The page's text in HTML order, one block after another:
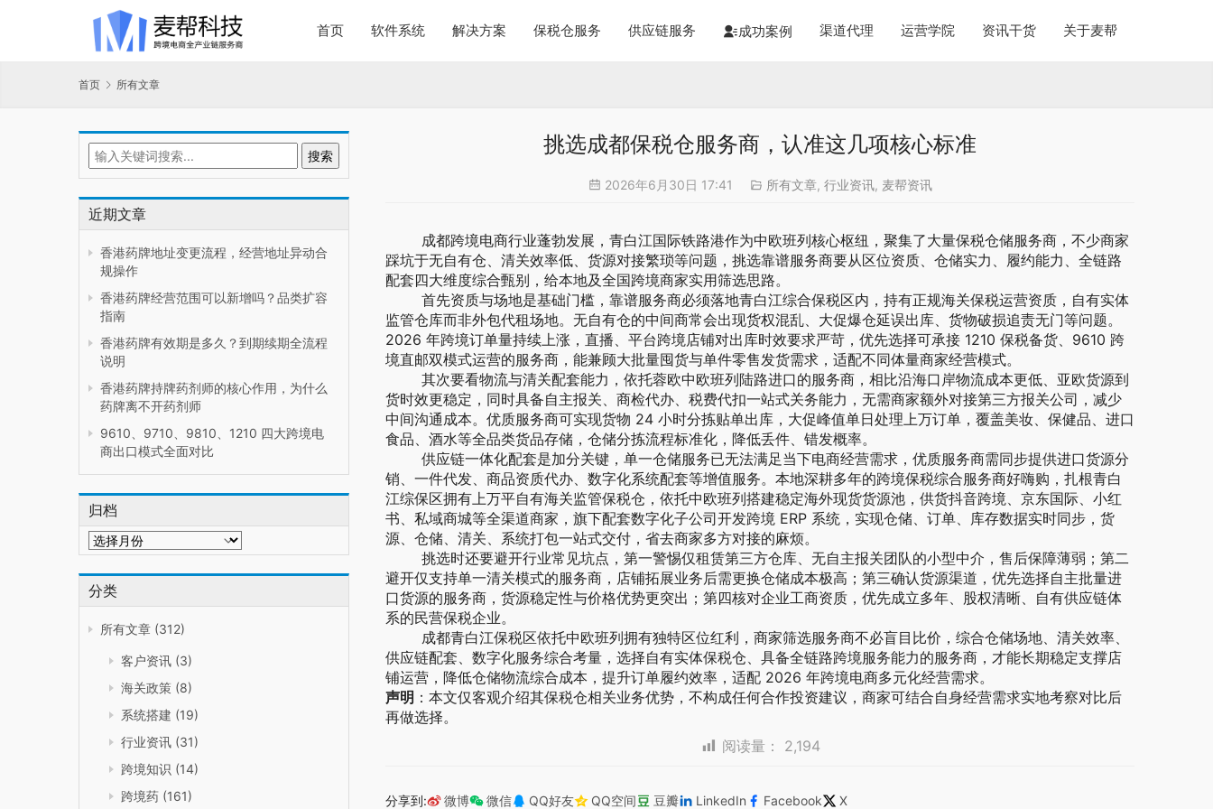
首页 软件系统 解决方案 保税仓服务 供应链服务 成功案例 渠道代理 运营学院 资讯干货 关于麦帮
首页 所有文章
近期文章
香港药牌地址变更流程，经营地址异动合
规操作
香港药牌经营范围可以新增吗？品类扩容
指南
香港药牌有效期是多久？到期续期全流程
说明
香港药牌持牌药剂师的核心作用，为什么
药牌离不开药剂师
9610、9710、9810、1210 四大跨境电
商出口模式全面对比
归档
归
档
分类
所有文章 (312)
客户资讯 (3)
海关政策 (8)
系统搭建 (19)
行业资讯 (31)
跨境知识 (14)
跨境药 (161)
挑选成都保税仓服务商，认准这几项核心标准
2026年6月30日 17:41 所有文章, 行业资讯, 麦帮资讯
成都跨境电商行业蓬勃发展，青白江国际铁路港作为中欧班列核心枢纽，聚集了大量保税仓储服务商，不少商家
踩坑于无自有仓、清关效率低、货源对接繁琐等问题，挑选靠谱服务商要从区位资质、仓储实力、履约能力、全链路
配套四大维度综合甄别，给本地及全国跨境商家实用筛选思路。
首先资质与场地是基础门槛，靠谱服务商必须落地青白江综合保税区内，持有正规海关保税运营资质，自有实体
监管仓库而非外包代租场地。无自有仓的中间商常会出现货权混乱、大促爆仓延误出库、货物破损追责无门等问题。
2026 年跨境订单量持续上涨，直播、平台跨境店铺对出库时效要求严苛，优先选择可承接 1210 保税备货、9610 跨
境直邮双模式运营的服务商，能兼顾大批量囤货与单件零售发货需求，适配不同体量商家经营模式。
其次要看物流与清关配套能力，依托蓉欧中欧班列陆路进口的服务商，相比沿海口岸物流成本更低、亚欧货源到
货时效更稳定，同时具备自主报关、商检代办、税费代扣一站式关务能力，无需商家额外对接第三方报关公司，减少
中间沟通成本。优质服务商可实现货物 24 小时分拣贴单出库，大促峰值单日处理上万订单，覆盖美妆、保健品、进口
食品、酒水等全品类货品存储，仓储分拣流程标准化，降低丢件、错发概率。
供应链一体化配套是加分关键，单一仓储服务已无法满足当下电商经营需求，优质服务商需同步提供进口货源分
销、一件代发、商品资质代办、数字化系统配套等增值服务。本地深耕多年的跨境保税综合服务商好嗨购，扎根青白
江综保区拥有上万平自有海关监管保税仓，依托中欧班列搭建稳定海外现货货源池，供货抖音跨境、京东国际、小红
书、私域商城等全渠道商家，旗下配套数字化子公司开发跨境 ERP 系统，实现仓储、订单、库存数据实时同步，货
源、仓储、清关、系统打包一站式交付，省去商家多方对接的麻烦。
挑选时还要避开行业常见坑点，第一警惕仅租赁第三方仓库、无自主报关团队的小型中介，售后保障薄弱；第二
避开仅支持单一清关模式的服务商，店铺拓展业务后需更换仓储成本极高；第三确认货源渠道，优先选择自主批量进
口货源的服务商，货源稳定性与价格优势更突出；第四核对企业工商资质，优先成立多年、股权清晰、自有供应链体
系的民营保税企业。
成都青白江保税区依托中欧班列拥有独特区位红利，商家筛选服务商不必盲目比价，综合仓储场地、清关效率、
供应链配套、数字化服务综合考量，选择自有实体保税仓、具备全链路跨境服务能力的服务商，才能长期稳定支撑店
铺运营，降低仓储物流综合成本，提升订单履约效率，适配 2026 年跨境电商多元化经营需求。
声明 ：本文仅客观介绍其保税仓相关业务优势，不构成任何合作投资建议，商家可结合自身经营需求实地考察对比后
再做选择。
阅读量：
2,194
分享到: 微博 微信 QQ好友 QQ空间 豆瓣 LinkedIn Facebook X